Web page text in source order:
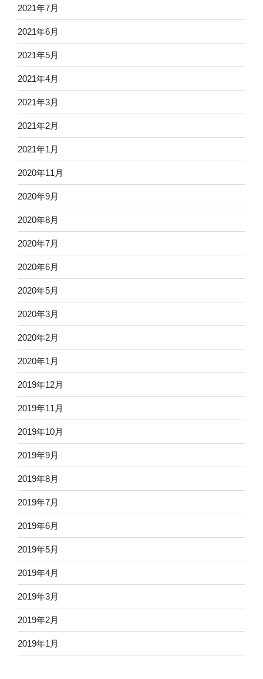
2021年7月
2021年6月
2021年5月
2021年4月
2021年3月
2021年2月
2021年1月
2020年11月
2020年9月
2020年8月
2020年7月
2020年6月
2020年5月
2020年3月
2020年2月
2020年1月
2019年12月
2019年11月
2019年10月
2019年9月
2019年8月
2019年7月
2019年6月
2019年5月
2019年4月
2019年3月
2019年2月
2019年1月